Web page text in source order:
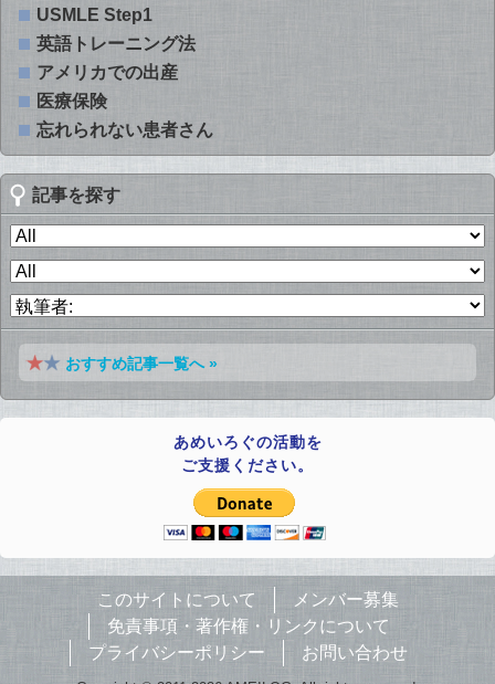
USMLE Step1
英語トレーニング法
アメリカでの出産
医療保険
忘れられない患者さん
記事を探す
おすすめ記事一覧へ »
あめいろぐの活動を
ご支援ください。
このサイトについて
メンバー募集
免責事項・著作権・リンクについて
プライバシーポリシー
お問い合わせ